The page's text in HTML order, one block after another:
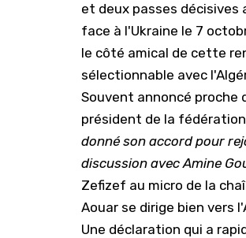
et deux passes décisives
face à l'Ukraine le 7
le côté amical de cette
sélectionnable avec
Souvent annoncé proche
président de la
donné son accord pour
discussion avec Amine
Zefizef au micro de la
Aouar se dirige bien vers
Une déclaration qui a